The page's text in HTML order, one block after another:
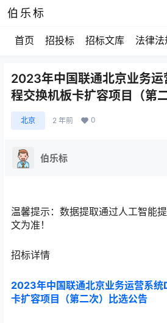
伯乐标
首页 招投标 招标文库 法律法
2023年中国联通北京业务运
程交换机板卡扩容项目（第
北京 2 年前 0
伯乐标
温馨提示： 数据提取通过人工智能
文为准！
招标详情
2023年中国联通北京业务运营系统
卡扩容项目（第二次）比选公告